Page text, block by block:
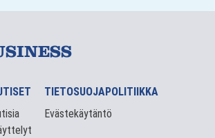
TIETOSUOJAPOLITIIKKA
Evästekäytäntö